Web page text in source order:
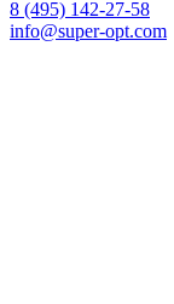
8 (495) 142-27-58
info@super-opt.com